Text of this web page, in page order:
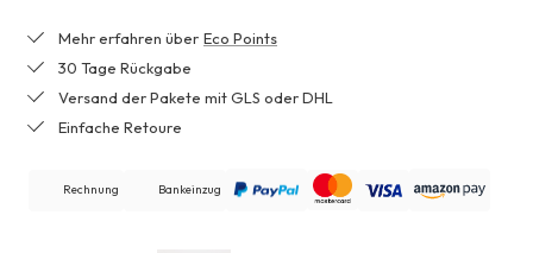
Mehr erfahren über Eco Points
30 Tage Rückgabe
Versand der Pakete mit GLS oder DHL
Einfache Retoure
Rechnung Bankeinzug